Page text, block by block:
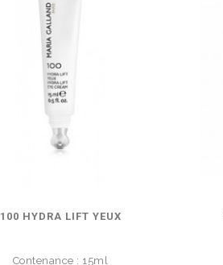
100 HYDRA LIFT YEUX
Contenance : 15ml